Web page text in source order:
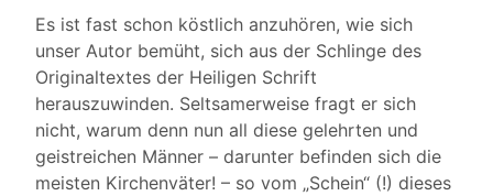
Es ist fast schon köstlich anzuhören, wie sich
unser Autor bemüht, sich aus der Schlinge des
Originaltextes der Heiligen Schrift
herauszuwinden. Seltsamerweise fragt er sich
nicht, warum denn nun all diese gelehrten und
geistreichen Männer – darunter befinden sich die
meisten Kirchenväter! – so vom „Schein“ (!) dieses